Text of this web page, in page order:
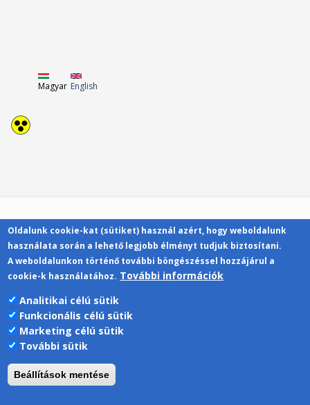
Magyar English
Kapcsolat
Pécsi Tudományegyetem | Kancellária |
Informatikai Igazgatóság 2019.
Oldalunk cookie-kat (sütiket) használ azért, hogy weboldalunk
használata során a lehető legjobb élményt tudjuk biztosítani.
A weboldalunkon történő további böngészéssel hozzájárul a
cookie-k használatához. További információk
Analitikai célú sütik
Funkcionális célú sütik
Marketing célú sütik
További sütik
Beállítások mentése